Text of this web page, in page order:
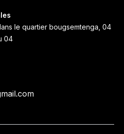
le quartier bougsemtenga, 04
04